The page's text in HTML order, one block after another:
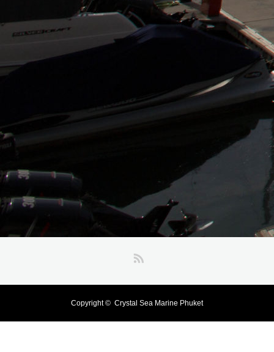
Copyright © Crystal Sea Marine Phuket